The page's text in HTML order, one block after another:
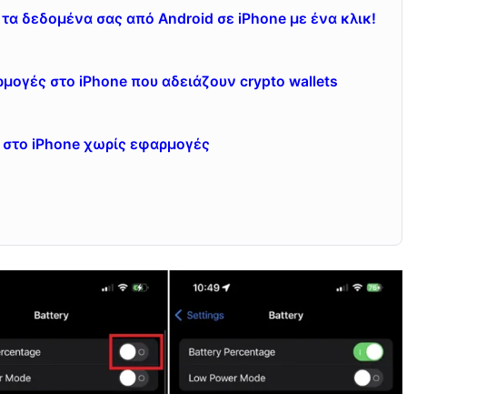
δεδομένα σας από Android σε iPhone με ένα κλικ!
στο iPhone που αδειάζουν crypto wallets
iPhone χωρίς εφαρμογές